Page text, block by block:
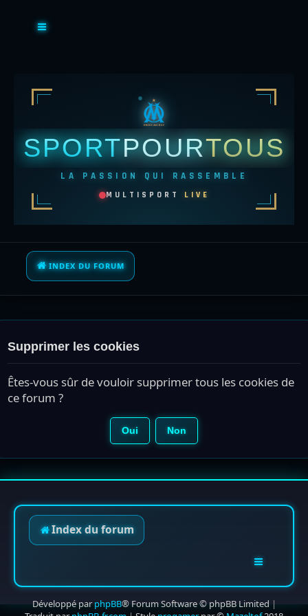
SPORTPOURTOUS
LA PASSION QUI RASSEMBLE
MULTISPORT LIVE
INDEX DU FORUM
Supprimer les cookies
Êtes-vous sûr de vouloir supprimer tous les cookies de
ce forum ?
Index du forum
Développé parphpBB® Forum Software © phpBB Limited |